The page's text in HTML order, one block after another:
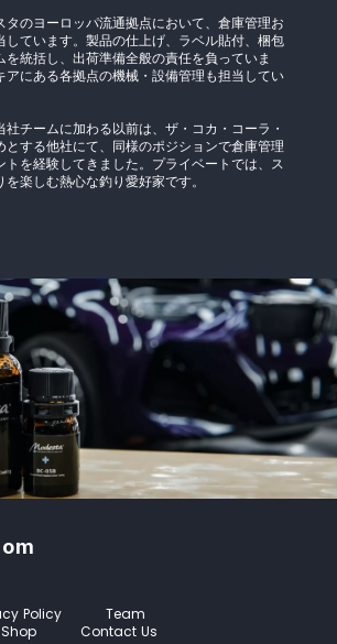
タのヨーロッパ流通拠点において、倉庫管理お
しています。製品の仕上げ、ラベル貼付、梱包
を統括し、出荷準備全般の責任を負っていま
アにある各拠点の機械・設備管理も担当してい
社チームに加わる以前は、ザ・コカ・コーラ・
とする他社にて、同様のポジションで倉庫管理
トを経験してきました。プライベートでは、ス
楽しむ熱心な釣り愛好家です。
Policy
Team
Contact Us